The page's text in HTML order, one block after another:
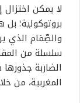
لا يمكن
بروتوكولية؛ بل
والصِّمَام الذي
سلسلة من
الضاربة
المغربية، من